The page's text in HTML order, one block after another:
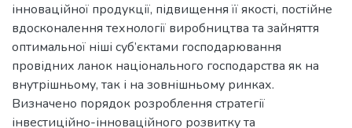
інноваційної продукції, підвищення її якості, постійне
вдосконалення технології виробництва та зайняття
оптимальної ніші суб’єктами господарювання
провідних ланок національного господарства як на
внутрішньому, так і на зовнішньому ринках.
Визначено порядок розроблення стратегії
інвестиційно-інноваційного розвитку та